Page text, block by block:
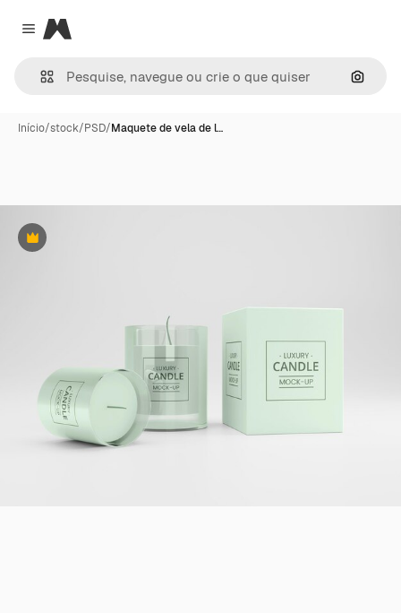
Close menu
Magnific
Início/stock/PSD/Maquete de vela de l…
Premium